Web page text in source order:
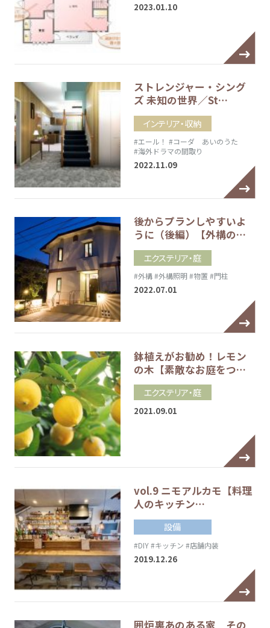
2023.01.10
ストレンジャー・シング
ズ 未知の世界／St…
インテリア・収納
#エール！ #コーダ あいのうた
#海外ドラマの間取り
2022.11.09
後からプランしやすいよ
うに（後編）【外構の…
エクステリア・庭
#外構#外構照明 #物置 #門柱
2022.07.01
鉢植えがお勧め！レモン
の木【素敵なお庭をつ…
エクステリア・庭
2021.09.01
vol.9 ニモアルカモ【料理
人のキッチン…
設備
#DIY#キッチン #店舗内装
2019.12.26
囲炉裏あのある家 その